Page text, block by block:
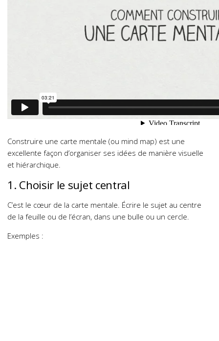
Construire une carte mentale (ou mind map) est une
excellente façon d’organiser ses idées de manière visuelle
et hiérarchique.
1. Choisir le sujet central
C’est le cœur de la carte mentale. Écrire le sujet au centre
de la feuille ou de l’écran, dans une bulle ou un cercle.
Exemples :